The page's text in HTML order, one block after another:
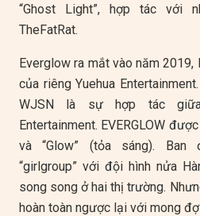
“Ghost Light”, hợp tác với
TheFatRat.
Everglow ra mắt vào năm
của riêng Yuehua
WJSN là sự hợp tác giữa
Entertainment. EVERGLOW
và “Glow” (tỏa sáng). Ban
“girlgroup” với đội hình nửa
song song ở hai thị trường.
hoàn toàn ngược lại với mong